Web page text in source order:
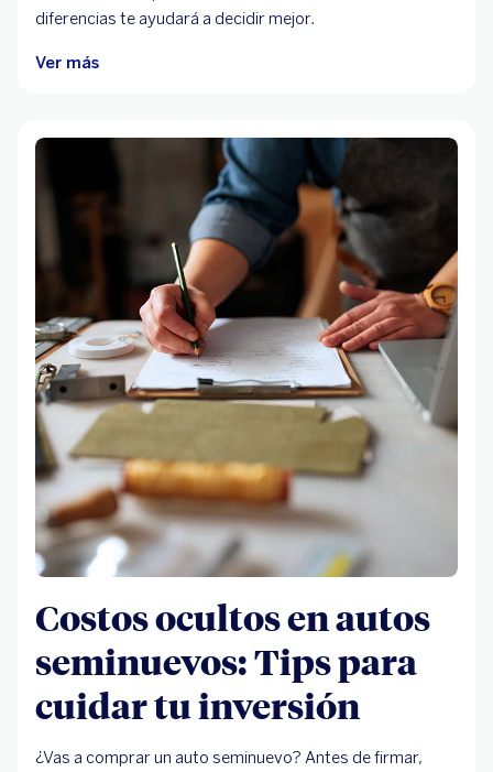
diferencias te ayudará a decidir mejor.
Ver más
Costos ocultos en autos
seminuevos: Tips para
cuidar tu inversión
¿Vas a comprar un auto seminuevo? Antes de firmar,